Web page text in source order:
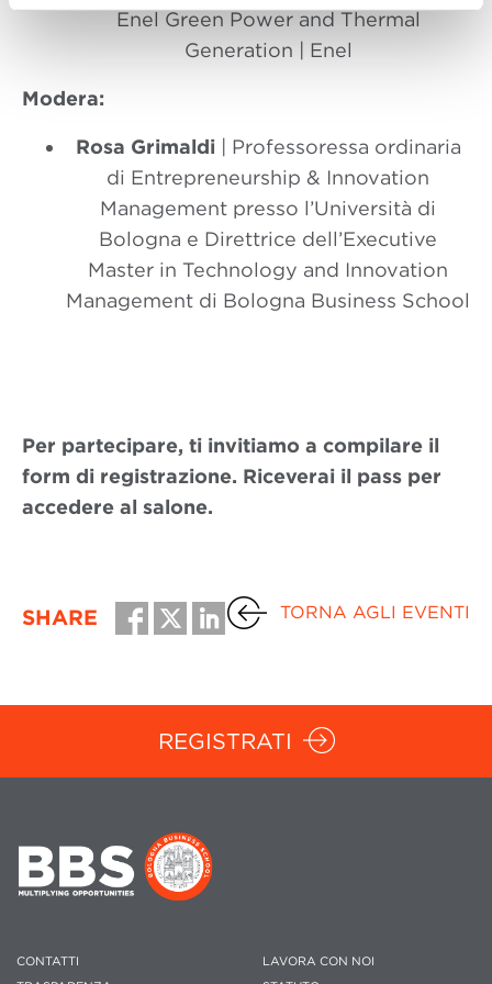
Enel Green Power and Thermal
Generation | Enel
Modera:
Rosa Grimaldi | Professoressa ordinaria
di Entrepreneurship & Innovation
Management presso l’Università di
Bologna e Direttrice dell’Executive
Master in Technology and Innovation
Management di Bologna Business School
Per partecipare, ti invitiamo a compilare il
form di registrazione. Riceverai il pass per
accedere al salone.
SHARE TORNA AGLI EVENTI
REGISTRATI
CONTATTI
LAVORA CON NOI